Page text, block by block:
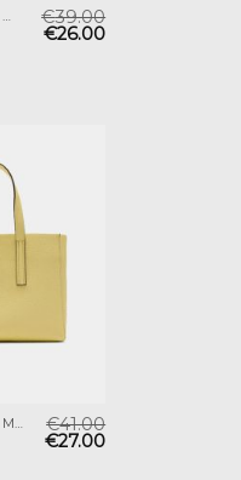
PARFOIS BOLSOS MUJER €39.00
€26.00
PARFOIS BOLSOS MUJER €41.00
€27.00